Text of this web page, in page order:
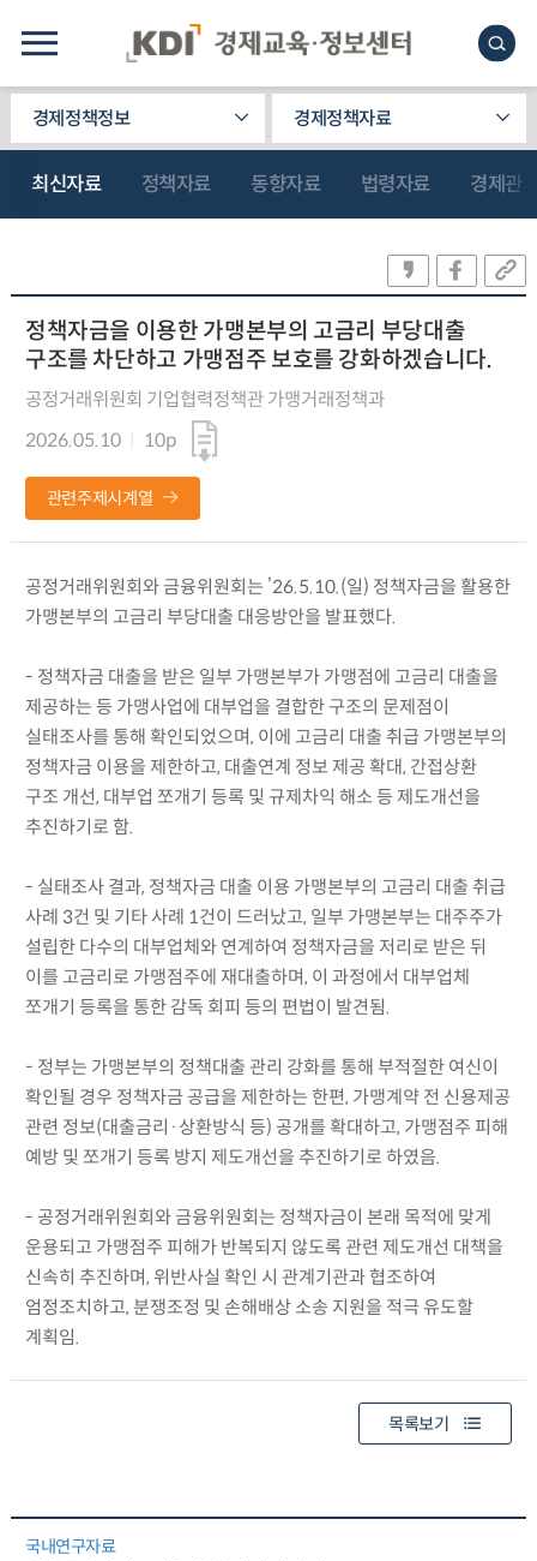
경제정책정보 경제정책자료
최신자료 정책자료 동향자료 법령자료 경제관
정책자금을 이용한 가맹본부의 고금리 부당대출
구조를 차단하고 가맹점주 보호를 강화하겠습니다.
공정거래위원회 기업협력정책관 가맹거래정책과
2026.05.10
10p
관련주제시계열
공정거래위원회와 금융위원회는 ’26.5.10.(일) 정책자금을 활용한
가맹본부의 고금리 부당대출 대응방안을 발표했다.
- 정책자금 대출을 받은 일부 가맹본부가 가맹점에 고금리 대출을
제공하는 등 가맹사업에 대부업을 결합한 구조의 문제점이
실태조사를 통해 확인되었으며, 이에 고금리 대출 취급 가맹본부의
정책자금 이용을 제한하고, 대출연계 정보 제공 확대, 간접상환
구조 개선, 대부업 쪼개기 등록 및 규제차익 해소 등 제도개선을
추진하기로 함.
- 실태조사 결과, 정책자금 대출 이용 가맹본부의 고금리 대출 취급
사례 3건 및 기타 사례 1건이 드러났고, 일부 가맹본부는 대주주가
설립한 다수의 대부업체와 연계하여 정책자금을 저리로 받은 뒤
이를 고금리로 가맹점주에 재대출하며, 이 과정에서 대부업체
쪼개기 등록을 통한 감독 회피 등의 편법이 발견됨.
- 정부는 가맹본부의 정책대출 관리 강화를 통해 부적절한 여신이
확인될 경우 정책자금 공급을 제한하는 한편, 가맹계약 전 신용제공
관련 정보(대출금리·상환방식 등) 공개를 확대하고, 가맹점주 피해
예방 및 쪼개기 등록 방지 제도개선을 추진하기로 하였음.
- 공정거래위원회와 금융위원회는 정책자금이 본래 목적에 맞게
운용되고 가맹점주 피해가 반복되지 않도록 관련 제도개선 대책을
신속히 추진하며, 위반사실 확인 시 관계기관과 협조하여
엄정조치하고, 분쟁조정 및 손해배상 소송 지원을 적극 유도할
계획임.
목록보기
국내연구자료